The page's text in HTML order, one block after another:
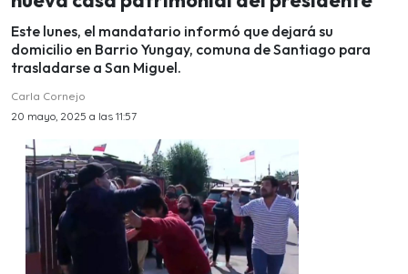
Este lunes, el mandatario informó que dejará su
domicilio en Barrio Yungay, comuna de Santiago para
trasladarse a San Miguel.
Carla Cornejo
20 mayo, 2025 a las 11:57